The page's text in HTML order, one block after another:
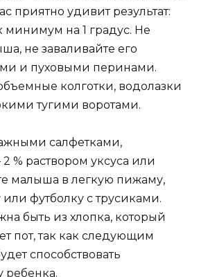
приятно удивит результат:
минимум на 1 градус. Не
не заваливайте его
и пуховыми перинами.
колготки, водолазки
тугими воротами.
салфетками,
% раствором уксуса или
малыша в легкую пижаму,
футболку с трусиками.
быть из хлопка, который
пот, так как следующим
способствовать
ребенка.